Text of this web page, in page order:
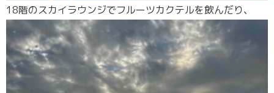
18階のスカイラウンジでフルーツカクテルを飲んだり、